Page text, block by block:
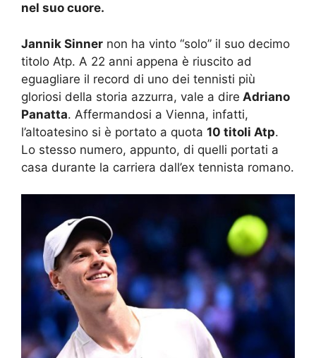
nel suo cuore.
Jannik Sinner non ha vinto “solo” il suo decimo
titolo Atp. A 22 anni appena è riuscito ad
eguagliare il record di uno dei tennisti più
gloriosi della storia azzurra, vale a dire Adriano
Panatta. Affermandosi a Vienna, infatti,
l’altoatesino si è portato a quota 10 titoli Atp.
Lo stesso numero, appunto, di quelli portati a
casa durante la carriera dall’ex tennista romano.